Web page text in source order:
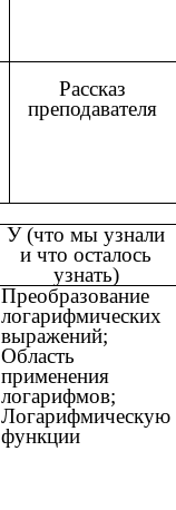
Рассказ
преподавателя
У (что мы узнали
и что осталось
узнать)
Преобразование
логарифмических
выражений;
Область
применения
логарифмов;
Логарифмическую
функции